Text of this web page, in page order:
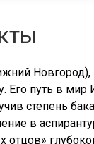
Его путь в мир
степень
в